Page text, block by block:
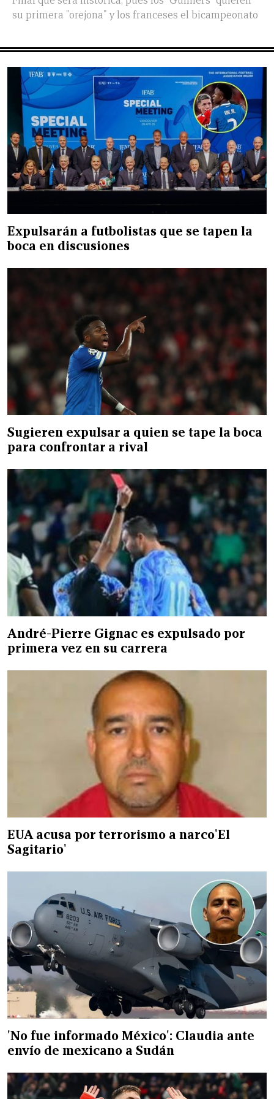
su primera "orejona" y los franceses el bicampeonato
Expulsarán a futbolistas que se tapen la
boca en discusiones
Sugieren expulsar a quien se tape la boca
para confrontar a rival
André-Pierre Gignac es expulsado por
primera vez en su carrera
EUA acusa por terrorismo a narco'El
Sagitario'
'No fue informado México': Claudia ante
envío de mexicano a Sudán